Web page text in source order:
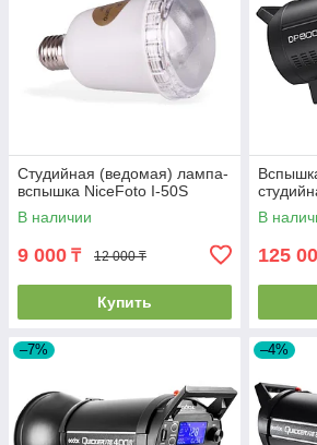
Студийная (ведомая) лампа-
вспышка NiceFoto I-50S
В наличии
9 000 ₸ 12 000 ₸
Купить
В
125
–7% –4%